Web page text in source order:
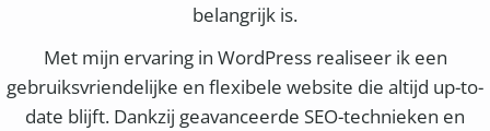
belangrijk is.
Met mijn ervaring in WordPress realiseer ik een
gebruiksvriendelijke en flexibele website die altijd up-to-
date blijft. Dankzij geavanceerde SEO-technieken en